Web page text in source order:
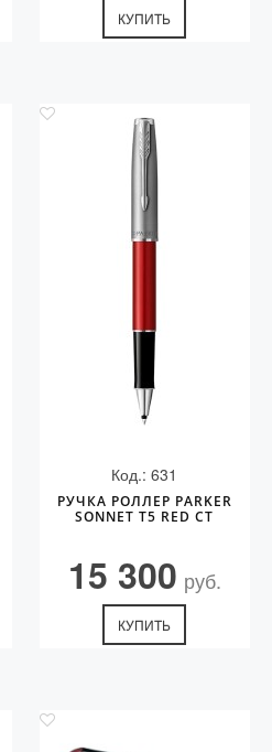
КУПИТЬ
Код.: 631
РУЧКА РОЛЛЕР PARKER
SONNET T5 RED CT
15 300 руб.
КУПИТЬ